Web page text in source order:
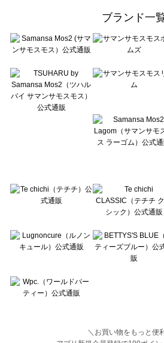
Te chichi（テチチ）の一覧
Te chichi CLASSIC（テチチ クラシック）の一覧
Lugnoncure（ルノンキュール）の一覧
BETTY'S BLUE（べティーズブルー）の一覧
Wpc.（ワールドパーティー）の一覧
ブランド一
＼お買い物をもっと便